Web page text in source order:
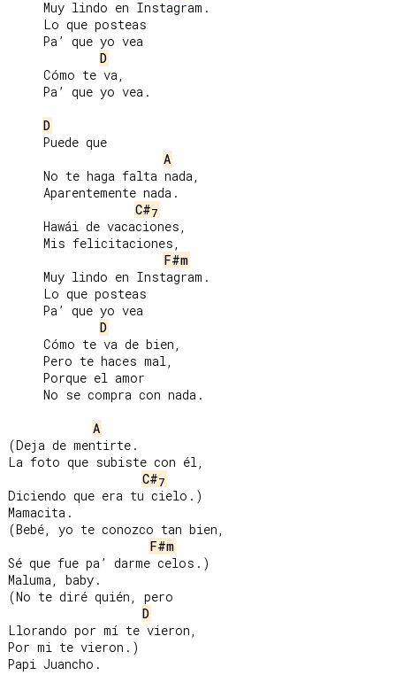
D
D
A
C#7
F#m
D
A
(Deja de mentirte.
La foto que subiste con él,
C#7
Diciendo que era tu cielo.)
Mamacita.
(Bebé, yo te conozco tan bien,
F#m
Sé que fue pa’ darme celos.)
Maluma, baby.
(No te diré quién, pero
D
Llorando por mí te vieron,
Por mi te vieron.)